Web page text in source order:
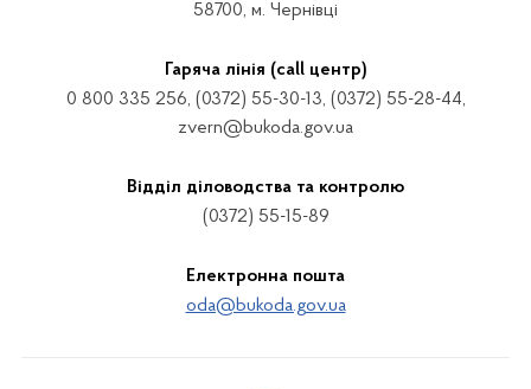
58700, м. Чернівці
Гаряча лінія (call центр)
0 800 335 256, (0372) 55-30-13, (0372) 55-28-44,
zvern@bukoda.gov.ua
Відділ діловодства та контролю
(0372) 55-15-89
Електронна пошта
oda@bukoda.gov.ua